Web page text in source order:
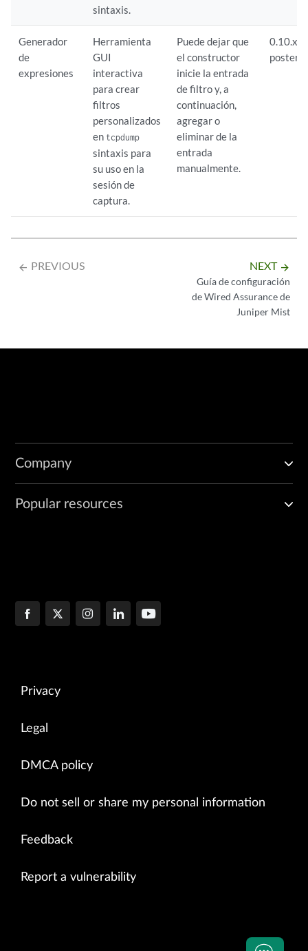
sintaxis.
Generador
de
expresiones
Herramienta
GUI
interactiva
para crear
filtros
personalizados
en tcpdump
sintaxis para
su uso en la
sesión de
captura.
Puede dejar que
el constructor
inicie la entrada
de filtro y, a
continuación,
agregar o
eliminar de la
entrada
manualmente.
0.10.x o
arrow_backward PREVIOUS NEXT arrow_forward
Guía de configuración
de Wired Assurance de
Juniper Mist
Company
Popular resources
Privacy
Legal
DMCA policy
Do not sell or share my personal information
Feedback
Report a vulnerability